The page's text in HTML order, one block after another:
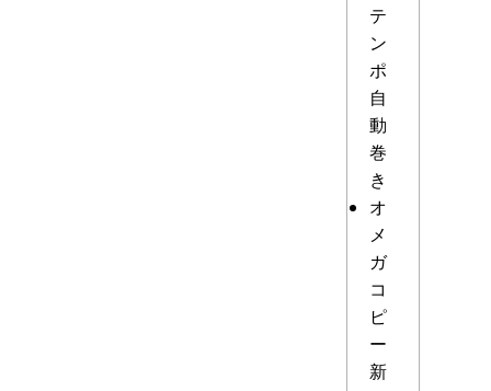
テ
ン
ポ
自
動
巻
き
オ
メ
ガ
コ
ピ
ー
新